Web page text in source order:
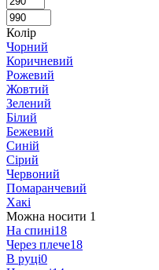
Колір
Чорний
Коричневий
Рожевий
Жовтий
Зелений
Білий
Бежевий
Синій
Сірий
Червоний
Помаранчевий
Хакі
Можна носити 1
На спині18
Через плече18
В руці0